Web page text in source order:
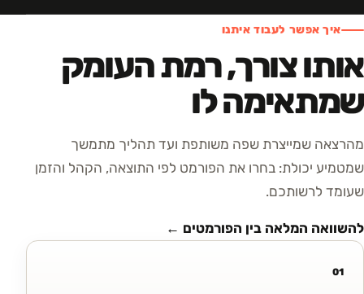
איך אפשר לעבוד איתנו
אותו צורך, רמת העומק
שמתאימה לו
מהרצאה שמייצרת שפה משותפת ועד תהליך מתמשך
שמטמיע יכולת: בחרו את הפורמט לפי התוצאה, הקהל והזמן
שעומד לרשותכם.
להשוואה המלאה בין הפורמטים ←
01